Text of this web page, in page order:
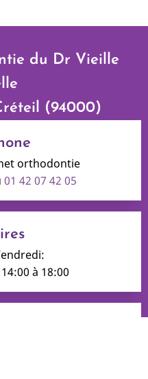
du Dr Vieille
(94000)
orthodontie
01 42 07 42 05
à 18:00